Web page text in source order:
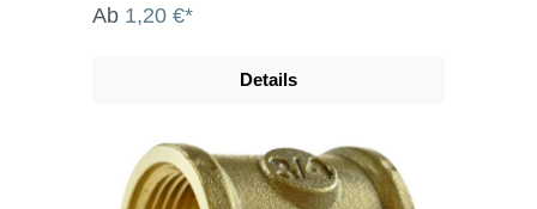
Ab 1,20 €*
Details